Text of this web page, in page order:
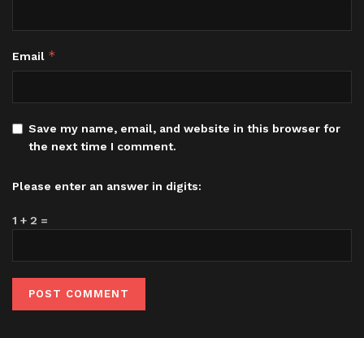
Email *
Save my name, email, and website in this browser for
the next time I comment.
Please enter an answer in digits:
1 + 2 =